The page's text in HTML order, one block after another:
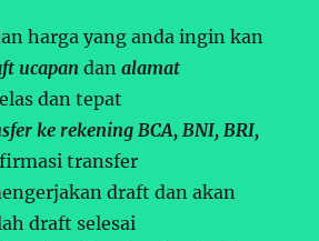
harga yang anda ingin kan
ucapan danalamat
dan tepat
ke rekening BCA, BNI, BRI,
transfer
draft dan akan
draft selesai